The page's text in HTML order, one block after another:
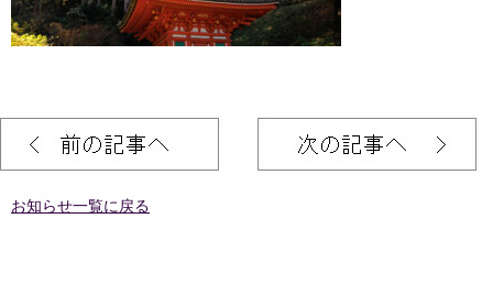
お知らせ一覧に戻る